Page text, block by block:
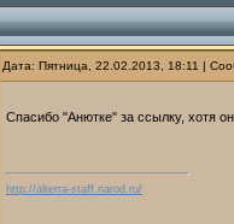
Дата: Пятница, 22.02.2013, 18:11 |
Спасибо "Анютке" за ссылку, хотя
http://alterra-staff.narod.ru/